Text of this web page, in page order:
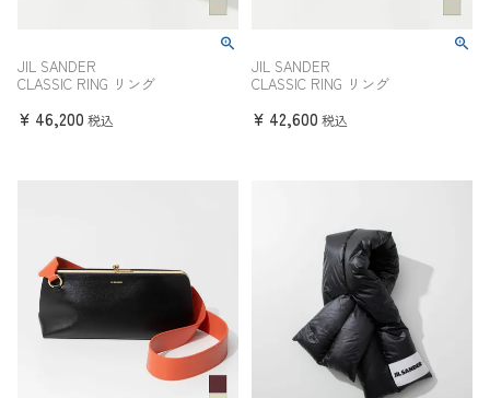
JIL SANDER
CLASSIC RING リング
¥ 46,200 税込
JIL SANDER
CLASSIC RING リング
¥ 42,600 税込